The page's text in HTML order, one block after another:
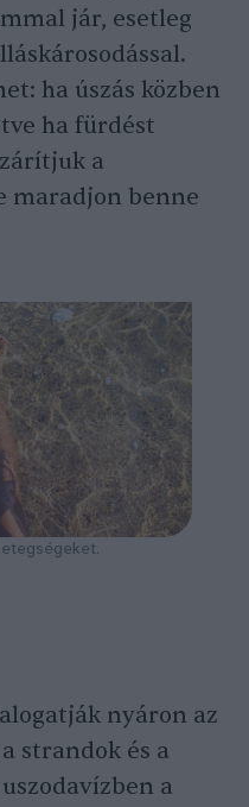
jár, esetleg
ha úszás közben
ha fürdést
a
maradjon benne
nyáron az
strandok és a
a